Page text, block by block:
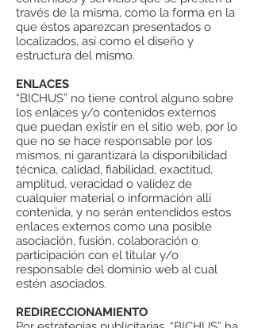
través de la misma, como la forma en la
que éstos aparezcan presentados o
localizados, así como el diseño y
estructura del mismo.
ENLACES
“BICHUS” no tiene control alguno sobre
los enlaces y/o contenidos externos
que puedan existir en el sitio web, por lo
que no se hace responsable por los
mismos, ni garantizará la disponibilidad
técnica, calidad, fiabilidad, exactitud,
amplitud, veracidad o validez de
cualquier material o información allí
contenida, y no serán entendidos estos
enlaces externos como una posible
asociación, fusión, colaboración o
participación con el titular y/o
responsable del dominio web al cual
estén asociados.
REDIRECCIONAMIENTO